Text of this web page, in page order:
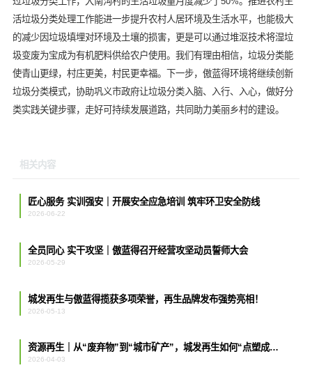
活垃圾分类处理工作能进一步提升农村人居环境及生活水平，也能极大
的减少因垃圾填埋对环境及土壤的损害，更是可以通过堆沤技术将湿垃
圾变废为宝成为有机肥料供给农户使用。我们有理由相信，垃圾分类能
使青山更绿，村庄更美，村民更幸福。下一步，傲蓝得环境将继续创新
垃圾分类模式，协助巩义市政府让垃圾分类入脑、入行、入心，做好分
类实践关键步骤，走好可持续发展道路，共同助力美丽乡村的建设。
相关内容
匠心服务 实训强安｜开展安全应急培训 筑牢环卫安全防线
2026-06-22
全员同心 实干攻坚｜傲蓝得召开经营攻坚动员誓师大会
2026-05-29
城发再生与傲蓝得揽获多项荣誉，再生品牌发布强势亮相！
2026-05-13
资源再生｜从“废弃物”到“城市矿产”，城发再生如何“点塑成金”？
2026-04-03